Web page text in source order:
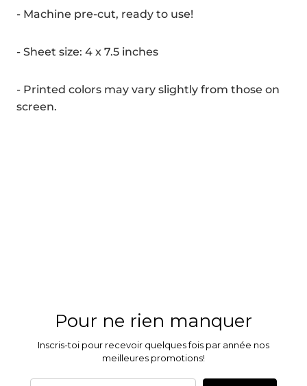
- Machine pre-cut, ready to use!
- Sheet size: 4 x 7.5 inches
- Printed colors may vary slightly from those on
screen.
Pour ne rien manquer
Inscris-toi pour recevoir quelques fois par année nos
meilleures promotions!